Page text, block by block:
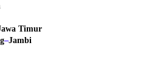
Timur
–Jambi